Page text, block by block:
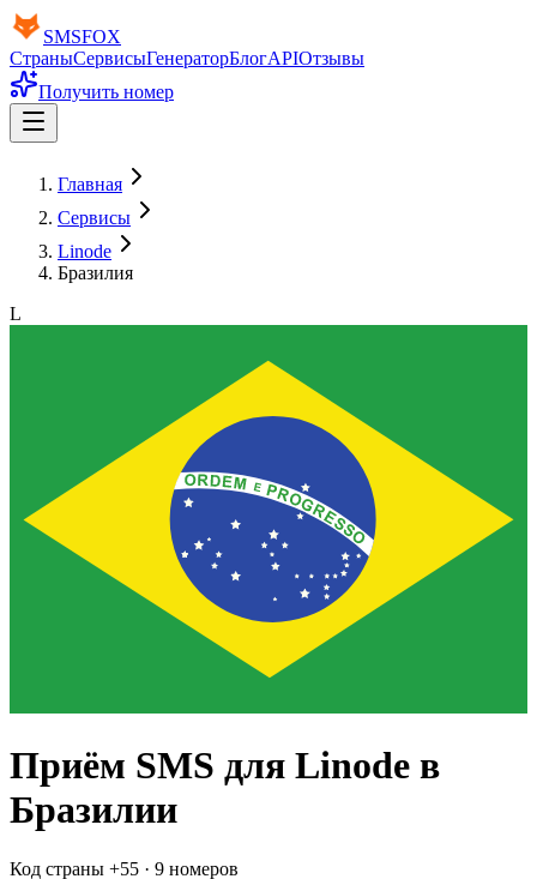
SMSFOX
СтраныСервисыГенераторБлогAPIОтзывы
Получить номер
Главная
Сервисы
Linode
Бразилия
L
Приём SMS для Linode в
Бразилии
Код страны +55 · 9 номеров